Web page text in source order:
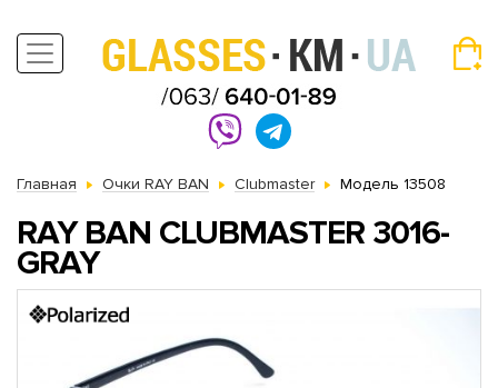
Главная Очки RAY BAN Clubmaster Модель 13508
RAY BAN CLUBMASTER 3016-
GRAY